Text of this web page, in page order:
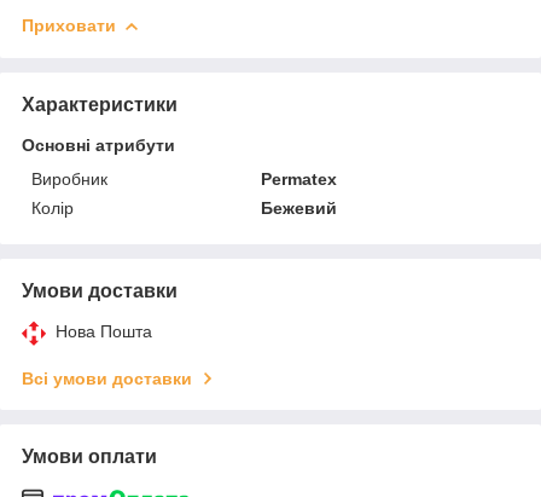
Приховати
Характеристики
Основні атрибути
Виробник
Permatex
Колір
Бежевий
Умови доставки
Нова Пошта
Всі умови доставки
Умови оплати